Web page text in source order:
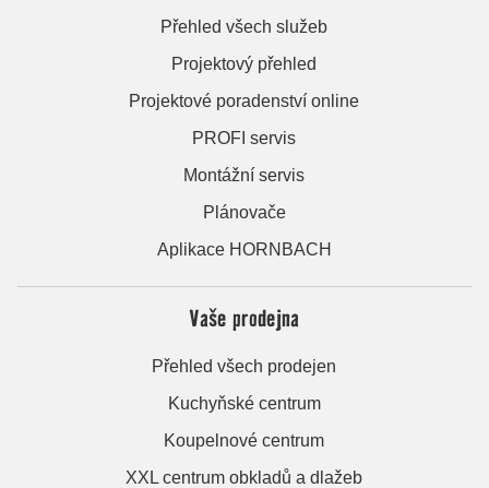
Přehled všech služeb
Projektový přehled
Projektové poradenství online
PROFI servis
Montážní servis
Plánovače
Aplikace HORNBACH
Vaše prodejna
Přehled všech prodejen
Kuchyňské centrum
Koupelnové centrum
XXL centrum obkladů a dlažeb